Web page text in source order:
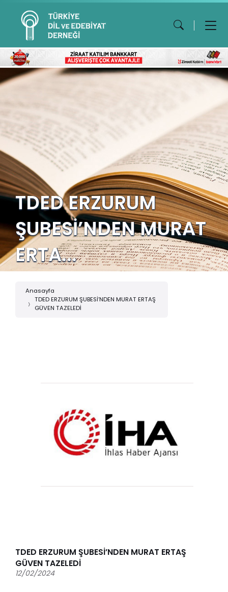
TDED ERZURUM
ŞUBESİ’NDEN MURAT
ERTA...
Anasayfa
TDED ERZURUM ŞUBESİ’NDEN MURAT ERTAŞ
GÜVEN TAZELEDİ
TDED ERZURUM ŞUBESİ’NDEN MURAT ERTAŞ
GÜVEN TAZELEDİ
12/02/2024